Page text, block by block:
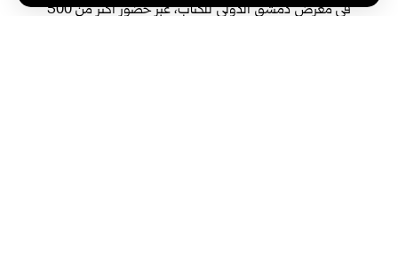
في معرض دمشق الدولي للكتاب، عبر حضور أكثر من 500